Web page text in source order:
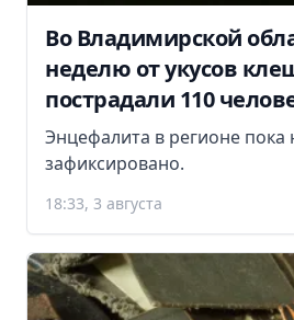
Во Владимирской
неделю от укусов
пострадали 110
Энцефалита в регионе пока
зафиксировано.
18:33, 3 августа